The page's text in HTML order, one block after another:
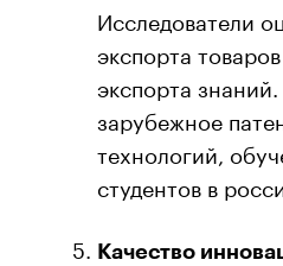
Исследователи
экспорта
экспорта
зарубежное
технологий,
студентов в
Качество